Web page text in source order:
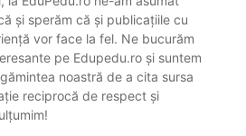
și sperăm că și publicațiile cu
vor face la fel. Ne bucurăm
pe Edupedu.ro și suntem
noastră de a cita sursa
reciprocă de respect și